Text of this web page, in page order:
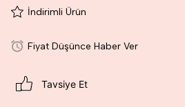
İndirimli Ürün
Fiyat Düşünce Haber Ver
Tavsiye Et